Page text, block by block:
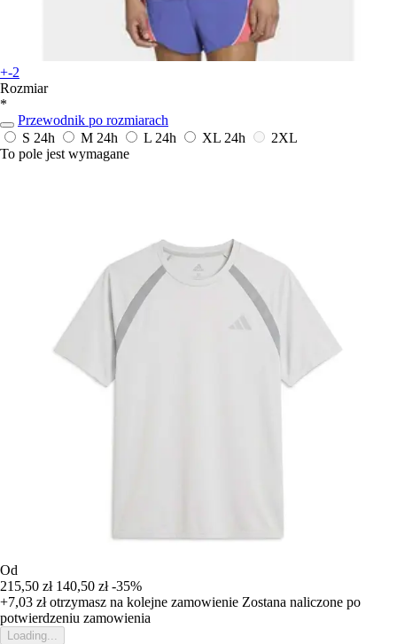
+-2
Rozmiar
*
Przewodnik po rozmiarach
S 24h M 24h L 24h XL 24h
2XL
To pole jest wymagane
Od
215,50 zł 140,50 zł -35%
+7,03 złotrzymasz na kolejne zamowienie Zostana naliczone po
potwierdzeniu zamowienia
Loading...